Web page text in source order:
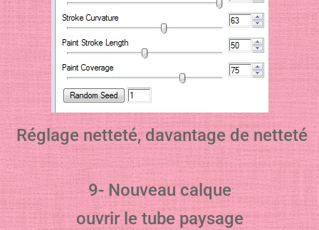
Réglage netteté, davantage de netteté
9- Nouveau calque
ouvrir le tube paysage